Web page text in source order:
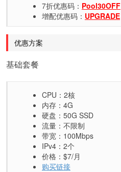
7折优惠码： Pool30OFF
增配优惠码： UPGRADE
优惠方案
基础套餐
CPU：2核
内存：4G
硬盘：50G SSD
流量：不限制
带宽：100Mbps
IPv4：2个
价格：$7/月
购买链接